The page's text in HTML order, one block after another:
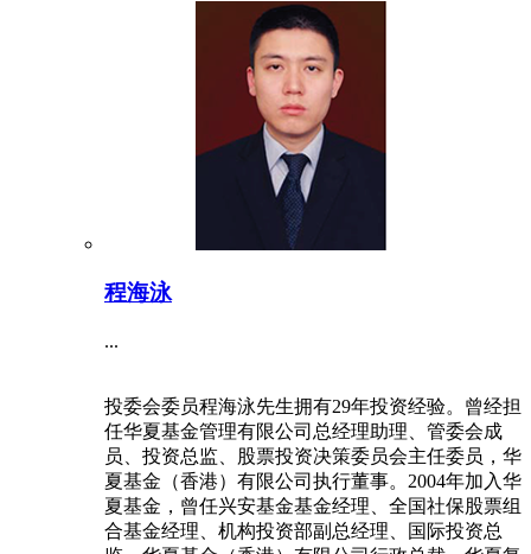
程海泳
...
投委会委员程海泳先生拥有29年投资经验。曾经担
任华夏基金管理有限公司总经理助理、管委会成
员、投资总监、股票投资决策委员会主任委员，华
夏基金（香港）有限公司执行董事。2004年加入华
夏基金，曾任兴安基金基金经理、全国社保股票组
合基金经理、机构投资部副总经理、国际投资总